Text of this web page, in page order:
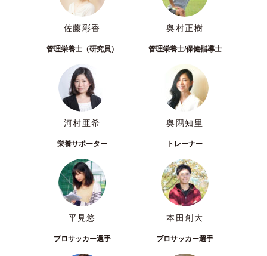
佐藤彩香 奥村正樹
管理栄養士（研究員）
河村亜希
管理栄養士/保健指導士
奥隅知里
栄養サポーター
平見悠
トレーナー
本田創大
プロサッカー選手 プロサッカー選手